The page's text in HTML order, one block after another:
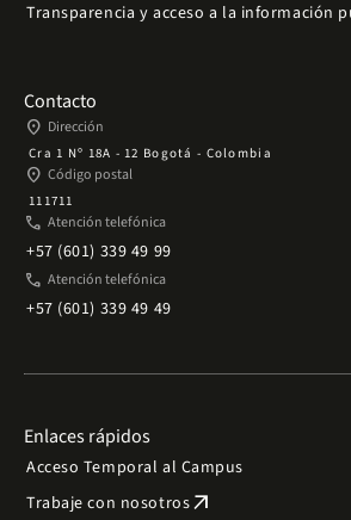
Transparencia y acceso a la información
Contacto
place Dirección
Cra 1 Nº 18A - 12 Bogotá - Colombia
place Código postal
111711
phone Atención telefónica
+57 (601) 339 49 99
phone Atención telefónica
+57 (601) 339 49 49
Enlaces rápidos
Acceso Temporal al Campus
Trabaje con nosotrosarrow_outward